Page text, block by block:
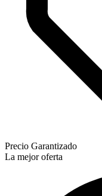
Precio Garantizado
La mejor oferta